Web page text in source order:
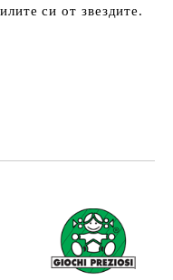
си от звездите.